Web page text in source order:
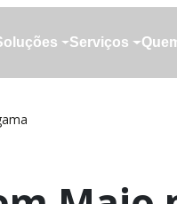
Serviços